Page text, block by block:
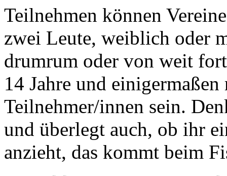
Teilnehmen können
zwei Leute, weiblich oder
drumrum oder von weit
14 Jahre und
Teilnehmer/innen sein.
und überlegt auch, ob ihr
anzieht, das kommt beim